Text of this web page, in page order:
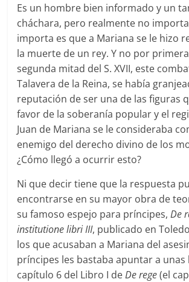
Es un hombre bien informado y un
cháchara, pero realmente no
importa es que a Mariana se le hizo
la muerte de un rey. Y no por
segunda mitad del S. XVII, este
Talavera de la Reina, se había
reputación de ser una de las figuras
favor de la soberanía popular y el
Juan de Mariana se le consideraba
enemigo del derecho divino de los
¿Cómo llegó a ocurrir esto?
Ni que decir tiene que la respuesta
encontrarse en su mayor obra de
su famoso espejo para príncipes,De
institutione libri III, publicado en
los que acusaban a Mariana del
príncipes les bastaba apuntar a unas
capítulo 6 del Libro I deDe rege(el